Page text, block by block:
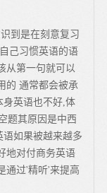
到是在刻意复习
己习惯英语的语
从第一句就可以
的 通常都会被承
身英语也不好,体
题其原因是中西
如果被越来越多
地对付商务英语
通过'精听'来提高